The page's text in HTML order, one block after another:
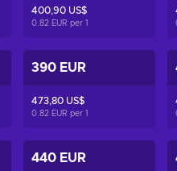
400,90 US$
0.82 EUR per 1
390 EUR
473,80 US$
0.82 EUR per 1
440 EUR